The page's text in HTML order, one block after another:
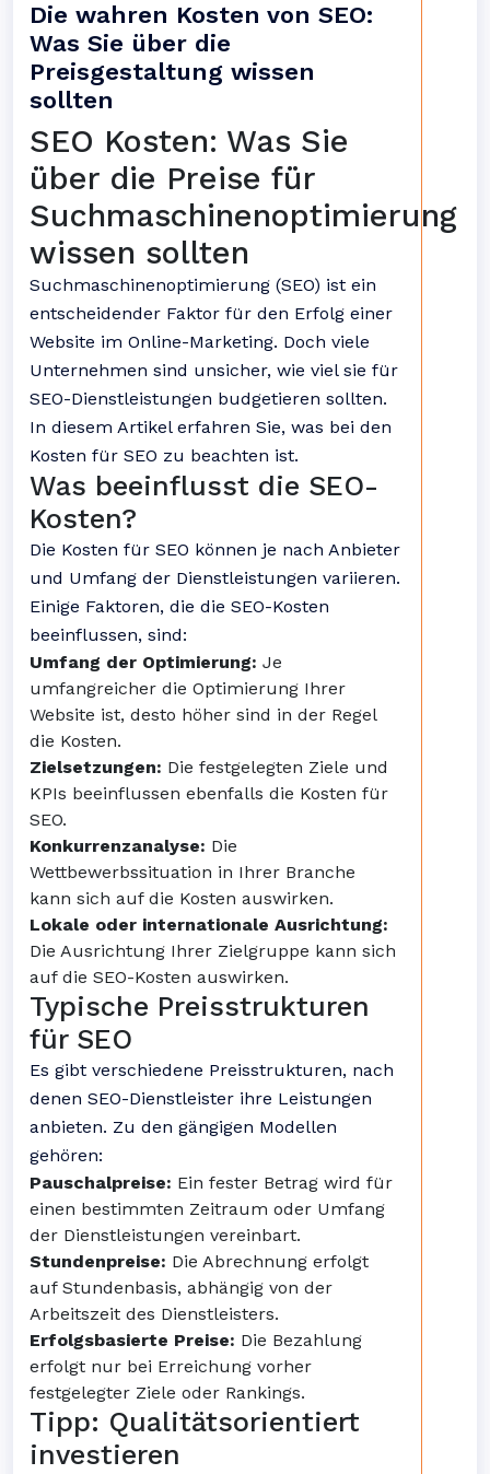
Die wahren Kosten von SEO:
Was Sie über die
Preisgestaltung wissen
sollten
SEO Kosten: Was Sie
über die Preise für
Suchmaschinenoptimierung
wissen sollten
Suchmaschinenoptimierung (SEO) ist ein
entscheidender Faktor für den Erfolg einer
Website im Online-Marketing. Doch viele
Unternehmen sind unsicher, wie viel sie für
SEO-Dienstleistungen budgetieren sollten.
In diesem Artikel erfahren Sie, was bei den
Kosten für SEO zu beachten ist.
Was beeinflusst die SEO-
Kosten?
Die Kosten für SEO können je nach Anbieter
und Umfang der Dienstleistungen variieren.
Einige Faktoren, die die SEO-Kosten
beeinflussen, sind:
Umfang der Optimierung: Je
umfangreicher die Optimierung Ihrer
Website ist, desto höher sind in der Regel
die Kosten.
Zielsetzungen: Die festgelegten Ziele und
KPIs beeinflussen ebenfalls die Kosten für
SEO.
Konkurrenzanalyse: Die
Wettbewerbssituation in Ihrer Branche
kann sich auf die Kosten auswirken.
Lokale oder internationale Ausrichtung:
Die Ausrichtung Ihrer Zielgruppe kann sich
auf die SEO-Kosten auswirken.
Typische Preisstrukturen
für SEO
Es gibt verschiedene Preisstrukturen, nach
denen SEO-Dienstleister ihre Leistungen
anbieten. Zu den gängigen Modellen
gehören:
Pauschalpreise: Ein fester Betrag wird für
einen bestimmten Zeitraum oder Umfang
der Dienstleistungen vereinbart.
Stundenpreise: Die Abrechnung erfolgt
auf Stundenbasis, abhängig von der
Arbeitszeit des Dienstleisters.
Erfolgsbasierte Preise: Die Bezahlung
erfolgt nur bei Erreichung vorher
festgelegter Ziele oder Rankings.
Tipp: Qualitätsorientiert
investieren